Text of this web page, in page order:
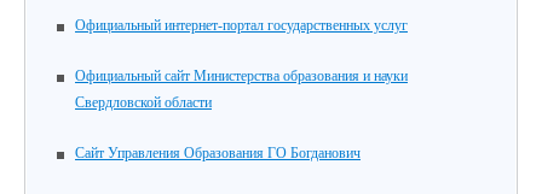
Официальный интернет-портал государственных услуг
Официальный сайт Министерства образования и науки
Свердловской области
Сайт Управления Образования ГО Богданович